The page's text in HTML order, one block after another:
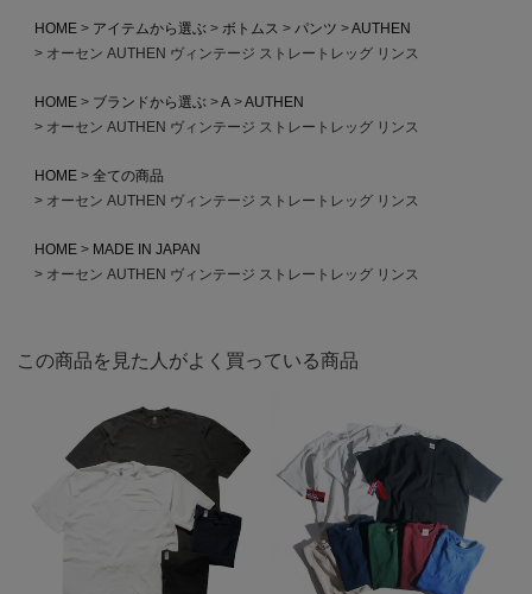
HOME アイテムから選ぶ ボトムス パンツ
AUTHEN
オーセン AUTHEN ヴィンテージ ストレートレッグ リンス
HOME ブランドから選ぶ A
AUTHEN
オーセン AUTHEN ヴィンテージ ストレートレッグ リンス
HOME
全ての商品
オーセン AUTHEN ヴィンテージ ストレートレッグ リンス
HOME
MADE IN JAPAN
オーセン AUTHEN ヴィンテージ ストレートレッグ リンス
この商品を見た人がよく買っている商品